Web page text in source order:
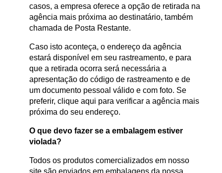
casos, a empresa oferece a opção de retirada na
agência mais próxima ao destinatário, também
chamada de Posta Restante.
Caso isto aconteça, o endereço da agência
estará disponível em seu rastreamento, e para
que a retirada ocorra será necessária a
apresentação do código de rastreamento e de
um documento pessoal válido e com foto. Se
preferir, clique aqui para verificar a agência mais
próxima do seu endereço.
O que devo fazer se a embalagem estiver
violada?
Todos os produtos comercializados em nosso
site são enviados em embalagens da nossa